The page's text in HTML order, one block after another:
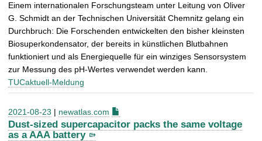
Einem inter­nationalen Forschungsteam unter Leitung von Oliver
G. Schmidt an der Technischen Universität Chemnitz gelang ein
Durchbruch: Die Forschenden entwickelten den bisher kleinsten
Biosuper­kondensator, der bereits in künst­lichen Blutbahnen
funktioniert und als Energiequelle für ein winziges Sensor­system
zur Messung des pH-Wertes verwendet werden kann.
TUCaktuell-Meldung
2021-08-23 | newatlas.com
Dust-sized supercapacitor packs the same voltage
as a AAA battery